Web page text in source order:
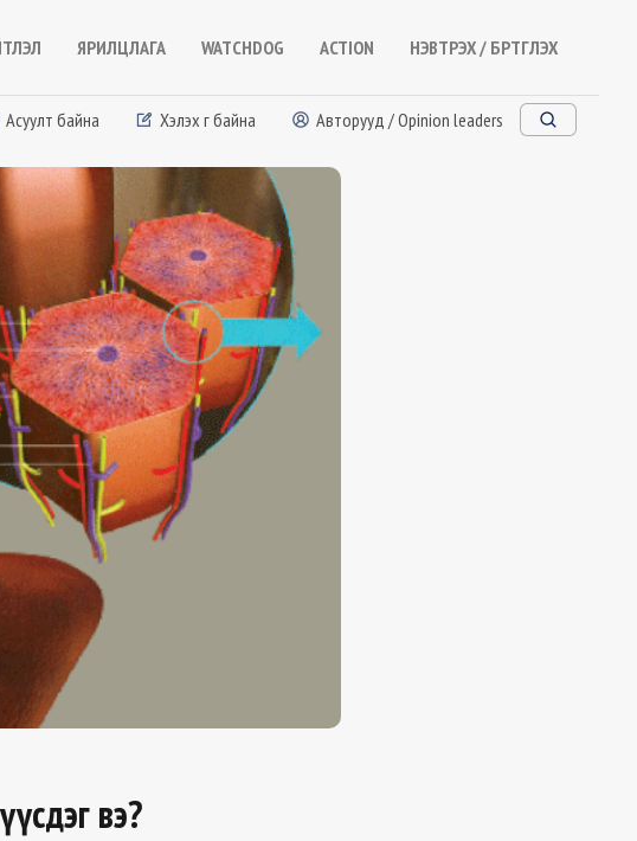
ЯРИЛЦЛАГА WATCHDOG ACTION НЭВТРЭХ / БҮРТГҮҮЛЭХ
Асуулт байна Хэлэх үг байна Авторууд / Opinion leaders
вэ?